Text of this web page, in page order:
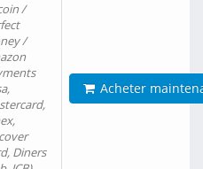
/
/
Diners
Acheter